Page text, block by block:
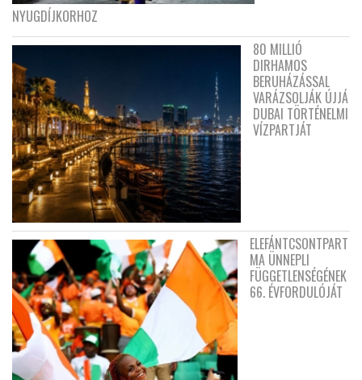
NYUGDÍJKORHOZ
80 MILLIÓ
DIRHAMOS
BERUHÁZÁSSAL
VARÁZSOLJÁK ÚJJÁ
DUBAI TÖRTÉNELMI
VÍZPARTJÁT
ELEFÁNTCSONTPART
MA ÜNNEPLI
FÜGGETLENSÉGÉNEK
66. ÉVFORDULÓJÁT